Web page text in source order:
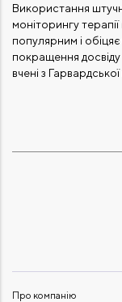
Використання
моніторингу
популярним і
покращення
вчені з Гарвардської
Про компанію